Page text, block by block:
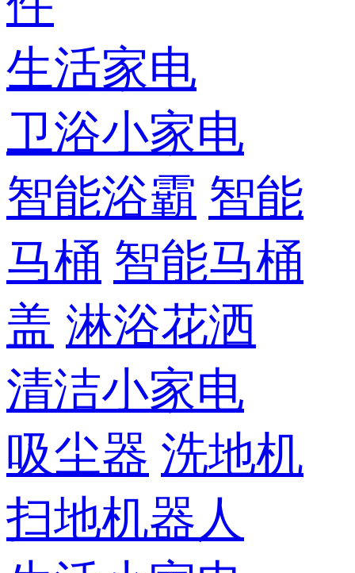
生活家电
卫浴小家电
智能浴霸 智能
马桶 智能马桶
盖 淋浴花洒
清洁小家电
吸尘器 洗地机
扫地机器人